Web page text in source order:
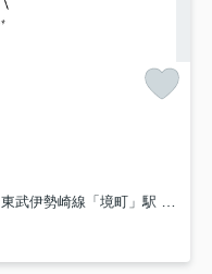
東武伊勢崎線「境町」駅 徒歩67分